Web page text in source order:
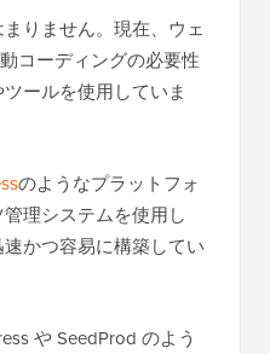
りません。現在、ウェ
コーディングの必要性
ールを使用していま
のようなプラットフォ
理システムを使用し
かつ容易に構築してい
や SeedProd のよう